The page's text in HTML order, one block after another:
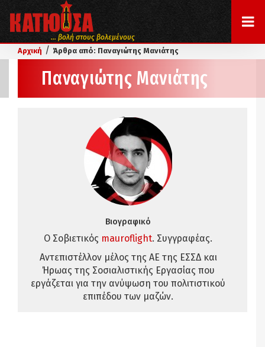
... βολή στους βολεμένους
Αρχική / Άρθρα από: Παναγιώτης Μανιάτης
Παναγιώτης Μανιάτης
Βιογραφικό
Ο Σοβιετικός mauroflight. Συγγραφέας.
Αντεπιστέλλον μέλος της ΑΕ της ΕΣΣΔ και
Ήρωας της Σοσιαλιστικής Εργασίας που
εργάζεται για την ανύψωση του πολιτιστικού
επιπέδου των μαζών.